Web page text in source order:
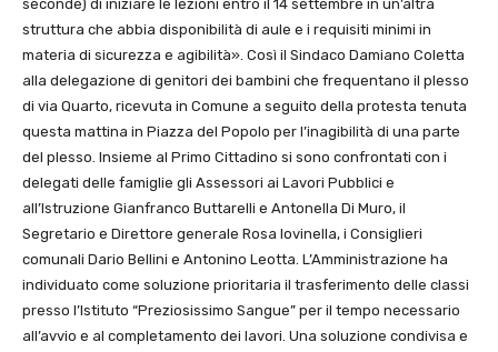
seconde) di iniziare le lezioni entro il 14 settembre in un’altra
struttura che abbia disponibilità di aule e i requisiti minimi in
materia di sicurezza e agibilità». Così il Sindaco Damiano Coletta
alla delegazione di genitori dei bambini che frequentano il plesso
di via Quarto, ricevuta in Comune a seguito della protesta tenuta
questa mattina in Piazza del Popolo per l’inagibilità di una parte
del plesso. Insieme al Primo Cittadino si sono confrontati con i
delegati delle famiglie gli Assessori ai Lavori Pubblici e
all’Istruzione Gianfranco Buttarelli e Antonella Di Muro, il
Segretario e Direttore generale Rosa Iovinella, i Consiglieri
comunali Dario Bellini e Antonino Leotta. L’Amministrazione ha
individuato come soluzione prioritaria il trasferimento delle classi
presso l’Istituto “Preziosissimo Sangue” per il tempo necessario
all’avvio e al completamento dei lavori. Una soluzione condivisa e